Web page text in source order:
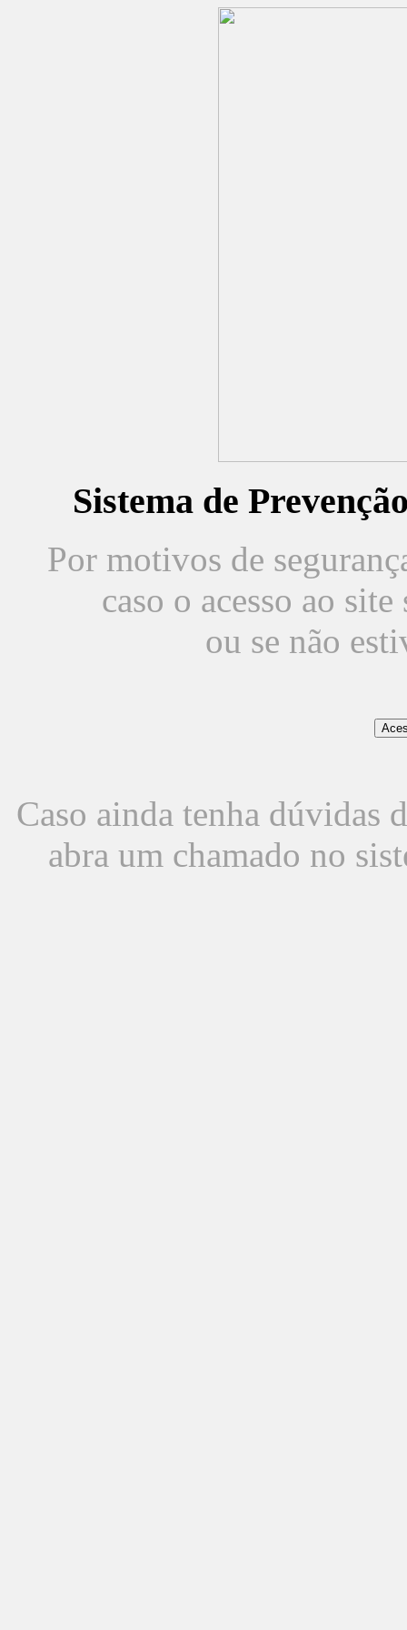
Sistema de
Por motivos de
caso o acesso ao
ou se não
Caso ainda tenha dúvidas
abra um chamado no